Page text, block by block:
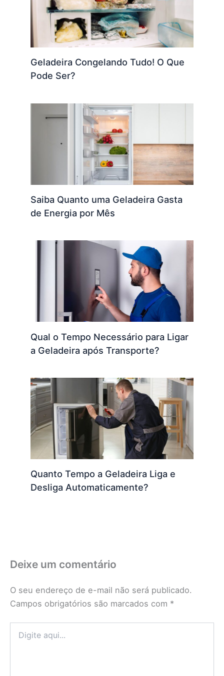
Geladeira Congelando Tudo! O Que
Pode Ser?
Saiba Quanto uma Geladeira Gasta
de Energia por Mês
Qual o Tempo Necessário para Ligar
a Geladeira após Transporte?
Quanto Tempo a Geladeira Liga e
Desliga Automaticamente?
Deixe um comentário
O seu endereço de e-mail não será publicado.
Campos obrigatórios são marcados com *
aqui...